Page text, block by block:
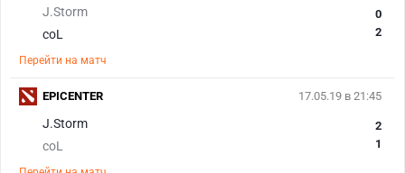
J.Storm
coL
0
2
Перейти на матч
17.05.19 в 21:45
J.Storm
coL
2
1
EPICENTER